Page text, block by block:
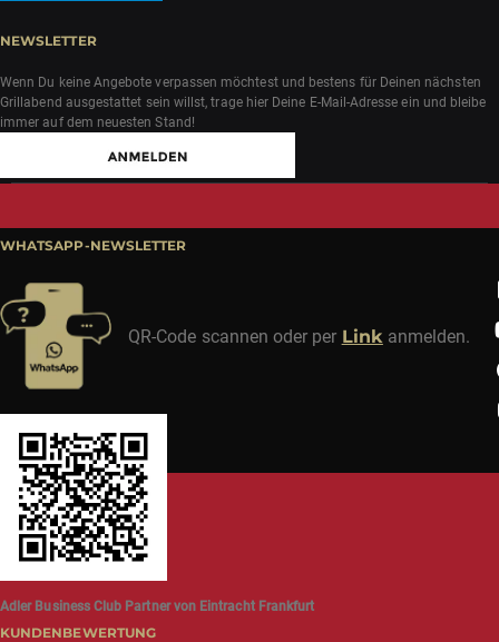
NEWSLETTER
Wenn Du keine Angebote verpassen möchtest und bestens für Deinen nächsten
Grillabend ausgestattet sein willst, trage hier Deine E-Mail-Adresse ein und bleibe
immer auf dem neuesten Stand!
WHATSAPP-NEWSLETTER
QR-Code scannen oder per Linkanmelden.
Adler Business Club Partner von Eintracht Frankfurt
KUNDENBEWERTUNG